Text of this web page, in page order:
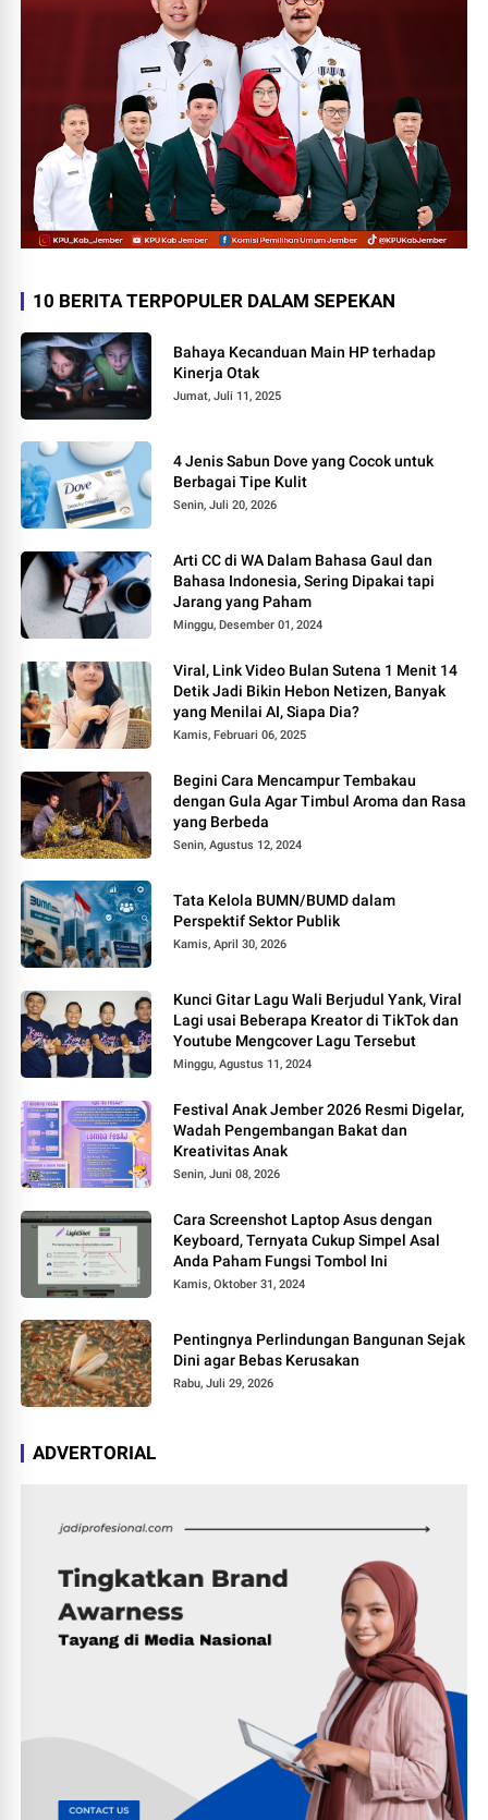
10 BERITA TERPOPULER DALAM SEPEKAN
Bahaya Kecanduan Main HP terhadap
Kinerja Otak
Jumat, Juli 11, 2025
4 Jenis Sabun Dove yang Cocok untuk
Berbagai Tipe Kulit
Senin, Juli 20, 2026
Arti CC di WA Dalam Bahasa Gaul dan
Bahasa Indonesia, Sering Dipakai tapi
Jarang yang Paham
Minggu, Desember 01, 2024
Viral, Link Video Bulan Sutena 1 Menit 14
Detik Jadi Bikin Hebon Netizen, Banyak
yang Menilai AI, Siapa Dia?
Kamis, Februari 06, 2025
Begini Cara Mencampur Tembakau
dengan Gula Agar Timbul Aroma dan Rasa
yang Berbeda
Senin, Agustus 12, 2024
Tata Kelola BUMN/BUMD dalam
Perspektif Sektor Publik
Kamis, April 30, 2026
Kunci Gitar Lagu Wali Berjudul Yank, Viral
Lagi usai Beberapa Kreator di TikTok dan
Youtube Mengcover Lagu Tersebut
Minggu, Agustus 11, 2024
Festival Anak Jember 2026 Resmi Digelar,
Wadah Pengembangan Bakat dan
Kreativitas Anak
Senin, Juni 08, 2026
Cara Screenshot Laptop Asus dengan
Keyboard, Ternyata Cukup Simpel Asal
Anda Paham Fungsi Tombol Ini
Kamis, Oktober 31, 2024
Pentingnya Perlindungan Bangunan Sejak
Dini agar Bebas Kerusakan
Rabu, Juli 29, 2026
ADVERTORIAL